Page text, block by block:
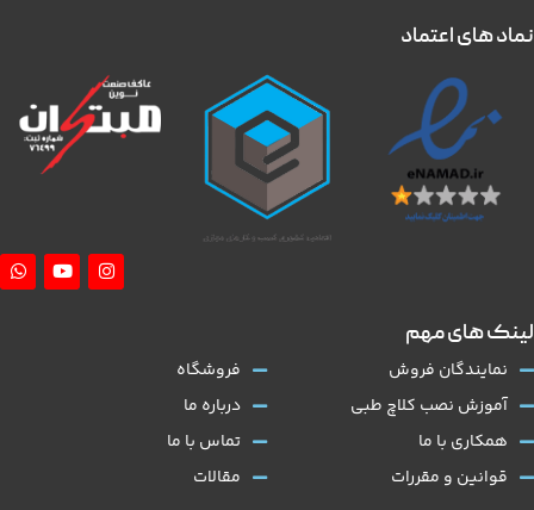
لینک های مهم
نمایندگان فروش
آموزش نصب کلاچ طبی
همکاری با ما
قوانین و مقررات
فروشگاه
درباره ما
تماس با ما
مقالات
نماد های اعتماد